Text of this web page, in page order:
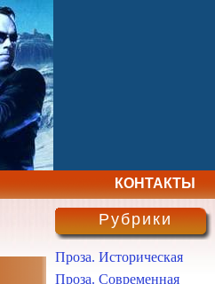
КОНТАКТЫ
Рубрики
Проза. Историческая
Проза. Современная